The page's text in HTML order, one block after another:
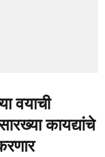
वयाची
कायद्यांचे